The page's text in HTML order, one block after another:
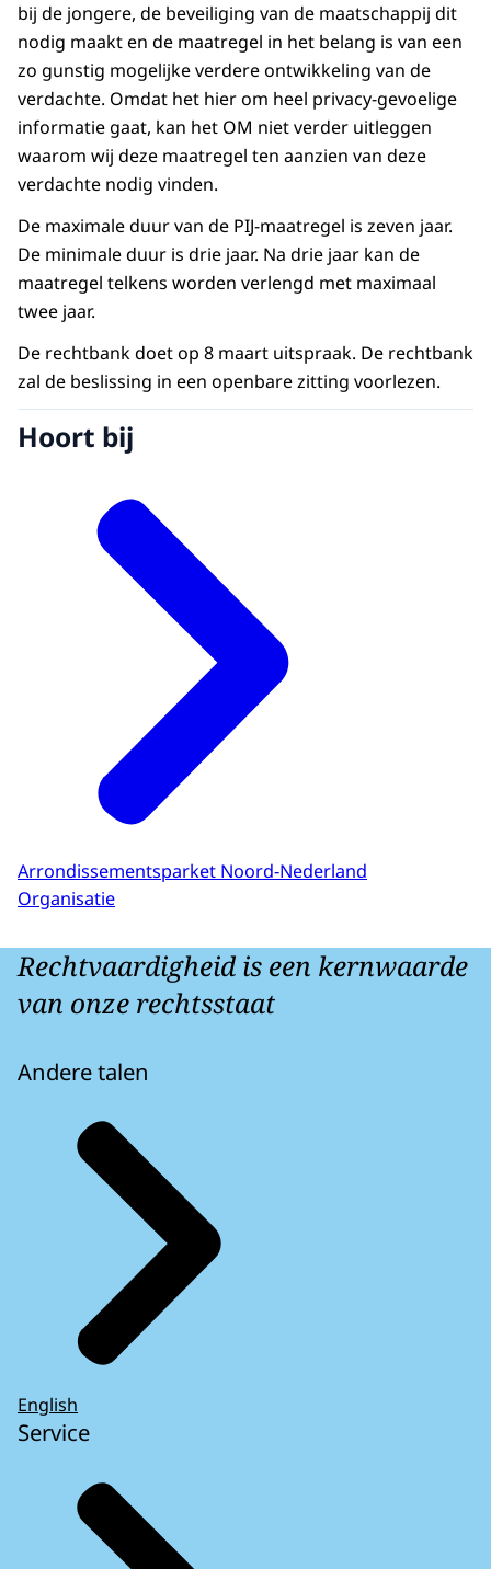
bij de jongere, de beveiliging van de maatschappij dit
nodig maakt en de maatregel in het belang is van een
zo gunstig mogelijke verdere ontwikkeling van de
verdachte. Omdat het hier om heel privacy-gevoelige
informatie gaat, kan het OM niet verder uitleggen
waarom wij deze maatregel ten aanzien van deze
verdachte nodig vinden.
De maximale duur van de PIJ-maatregel is zeven jaar.
De minimale duur is drie jaar. Na drie jaar kan de
maatregel telkens worden verlengd met maximaal
twee jaar.
De rechtbank doet op 8 maart uitspraak. De rechtbank
zal de beslissing in een openbare zitting voorlezen.
Hoort bij
Arrondissementsparket Noord-Nederland
Organisatie
Rechtvaardigheid is een kernwaarde
van onze rechtsstaat
Andere talen
English
Service